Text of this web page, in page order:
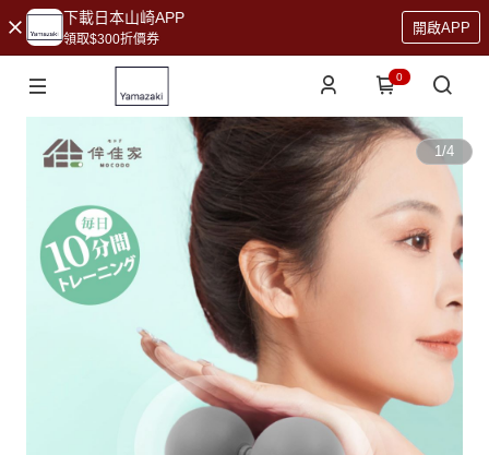
下載日本山崎APP
領取$300折價券
開啟APP
0
1/4